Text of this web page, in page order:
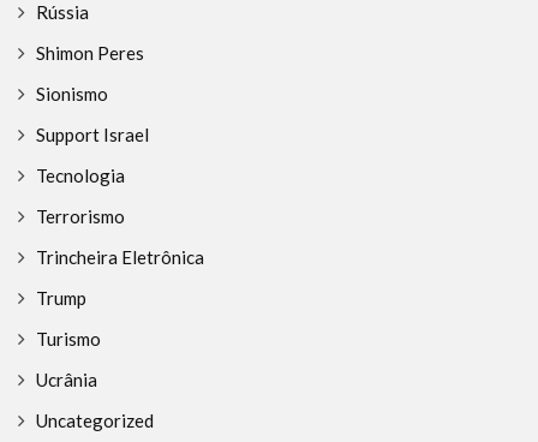
Rússia
Shimon Peres
Sionismo
Support Israel
Tecnologia
Terrorismo
Trincheira Eletrônica
Trump
Turismo
Ucrânia
Uncategorized